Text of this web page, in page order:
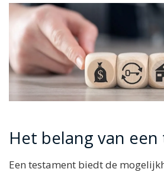
Het belang van
Een testament biedt de